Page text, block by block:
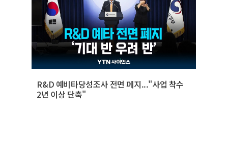
R&D 예비타당성조사 전면 폐지..."사업 착수
2년 이상 단축"